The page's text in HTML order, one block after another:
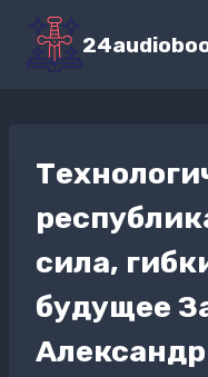
Перейти
содержимому
сила,
будущее